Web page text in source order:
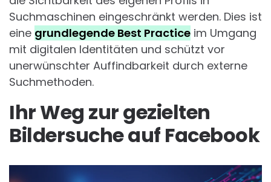
Suchmaschinen eingeschränkt werden. Dies ist
eine grundlegende Best Practice im Umgang
mit digitalen Identitäten und schützt vor
unerwünschter Auffindbarkeit durch externe
Suchmethoden.
Ihr Weg zur gezielten
Bildersuche auf Facebook